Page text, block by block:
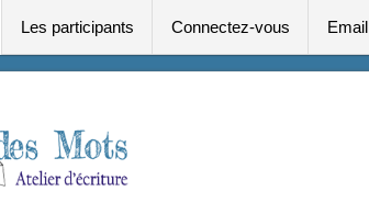
Les participants Connectez-vous Email